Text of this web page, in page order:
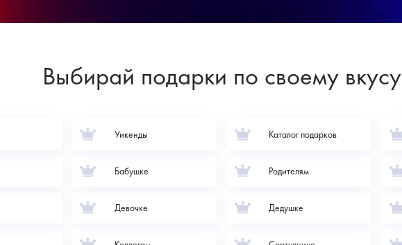
Выбирай подарки по своему вкусу
Уикенды Каталог подарков
Бабушке Родителям
Девочке Дедушке